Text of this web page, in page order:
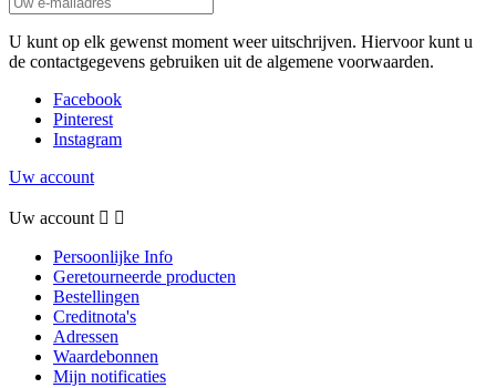
U kunt op elk gewenst moment weer uitschrijven. Hiervoor kunt u
de contactgegevens gebruiken uit de algemene voorwaarden.
Facebook
Pinterest
Instagram
Uw account
Uw account  
Persoonlijke Info
Geretourneerde producten
Bestellingen
Creditnota's
Adressen
Waardebonnen
Mijn notificaties